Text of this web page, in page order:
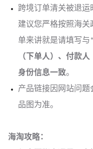
跨境订单清关被退运
建议您严格按照海
单来讲就是请填写
（下单人）、付款
身份信息一致。
产品链接因网站问
品图为准。
海淘攻略：